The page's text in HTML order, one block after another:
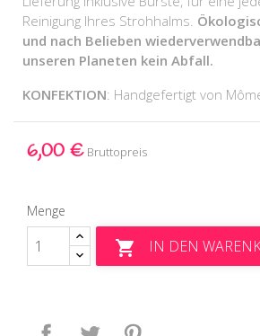
Reinigung Ihres Strohhalms.
und nach Belieben wiederverwendba
unseren Planeten kein Abfall.
KONFEKTION: Handgefertigt von
6,00 € Bruttopreis
Menge
 IN DEN
Teilen Tweet